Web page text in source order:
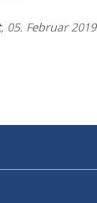
, 05. Februar 2019